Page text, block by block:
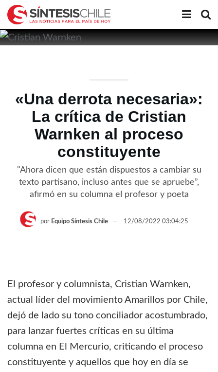
«Una derrota necesaria»:
La crítica de Cristian
Warnken al proceso
constituyente
"Ahora dicen que están dispuestos a cambiar su
texto partisano, incluso antes que se apruebe”,
afirmó en su columna el profesor y poeta
por Equipo Síntesis Chile 12/08/2022 03:04:25
El profesor y columnista, Cristian Warnken,
actual líder del movimiento Amarillos por Chile,
dejó de lado su tono conciliador acostumbrado,
para lanzar fuertes críticas en su última
columna en El Mercurio, criticando el proceso
constituyente y aquellos que hoy en día se